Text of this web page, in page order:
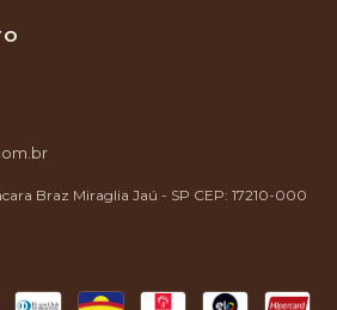
Braz Miraglia Jaú - SP CEP: 17210-000